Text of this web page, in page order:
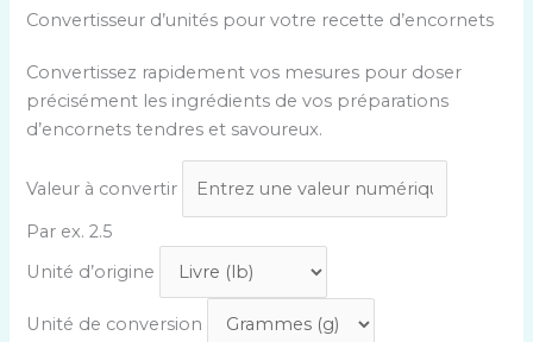
Convertisseur d’unités pour votre recette d’encornets
Convertissez rapidement vos mesures pour doser
précisément les ingrédients de vos préparations
d’encornets tendres et savoureux.
r
l
Valeur à convertir
Par ex. 2.5
Unité d’origine
Unité de conversion